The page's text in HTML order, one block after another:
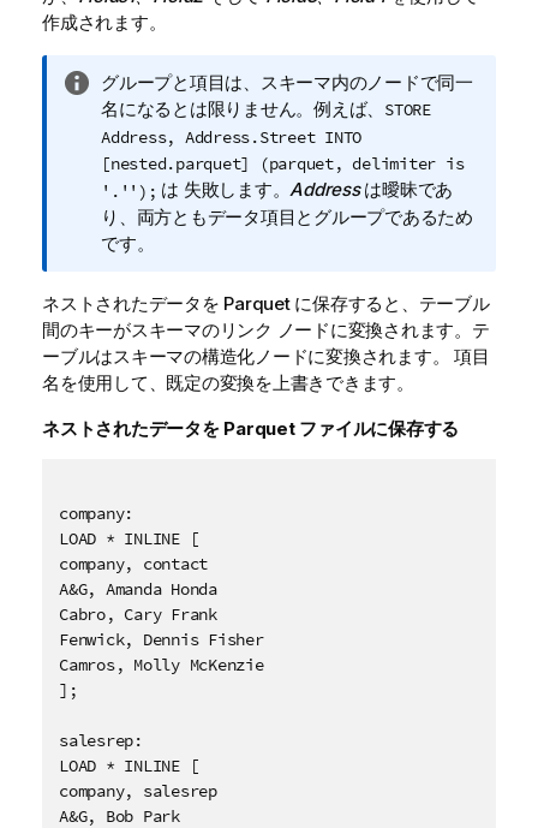
作成されます。
情
報
メ
モ
グループと項目は、スキーマ内のノードで同一
名になるとは限りません。例えば、 STORE
Address, Address.Street INTO
[nested.parquet] (parquet, delimiter is
'.''); は 失敗します。Addressは曖昧であ
り、両方ともデータ項目とグループであるため
です。
ネストされたデータを Parquetに保存すると、テーブル
間のキーがスキーマのリンク ノードに変換されます。テ
ーブルはスキーマの構造化ノードに変換されます。 項目
名を使用して、既定の変換を上書きできます。
ネストされたデータを Parquetファイルに保存する
company:
LOAD * INLINE [
company, contact
A&G, Amanda Honda
Cabro, Cary Frank
Fenwick, Dennis Fisher
Camros, Molly McKenzie
];
salesrep:
LOAD * INLINE [
company, salesrep
A&G, Bob Park